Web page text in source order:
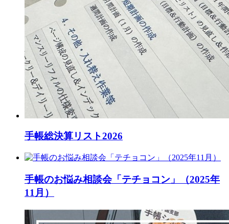
手帳総決算リスト2026
手帳のお悩み相談会「テチョコン」（2025年
11月）